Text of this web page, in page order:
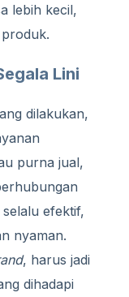
lebih kecil,
Lini
dilakukan,
purna jual,
efektif,
nyaman.
, harus jadi
dihadapi